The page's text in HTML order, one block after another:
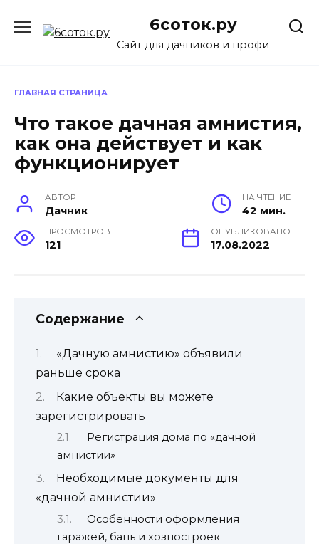
содержанию
6соток.ру
Сайт для дачников и профи
ГЛАВНАЯ СТРАНИЦА
Что такое дачная амнистия,
как она действует и как
функционирует
АВТОР
Дачник
НА ЧТЕНИЕ
42 мин.
ПРОСМОТРОВ
121
ОПУБЛИКОВАНО
17.08.2022
Содержание
«Дачную амнистию» объявили
раньше срока
Какие объекты вы можете
зарегистрировать
Регистрация дома по «дачной
амнистии»
Необходимые документы для
«дачной амнистии»
Особенности оформления
гаражей, бань и хозпостроек